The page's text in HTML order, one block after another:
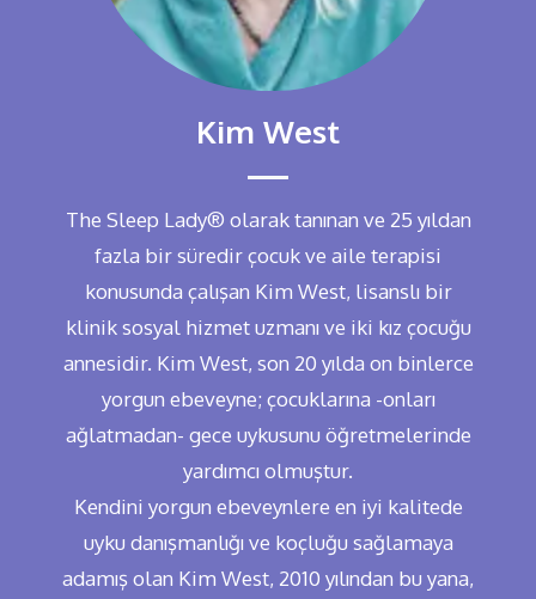
Kim West
The Sleep Lady® olarak tanınan ve 25 yıldan
fazla bir süredir çocuk ve aile terapisi
konusunda çalışan Kim West, lisanslı bir
klinik sosyal hizmet uzmanı ve iki kız çocuğu
annesidir. Kim West, son 20 yılda on binlerce
yorgun ebeveyne; çocuklarına -onları
ağlatmadan- gece uykusunu öğretmelerinde
yardımcı olmuştur.
Kendini yorgun ebeveynlere en iyi kalitede
uyku danışmanlığı ve koçluğu sağlamaya
adamış olan Kim West, 2010 yılından bu yana,